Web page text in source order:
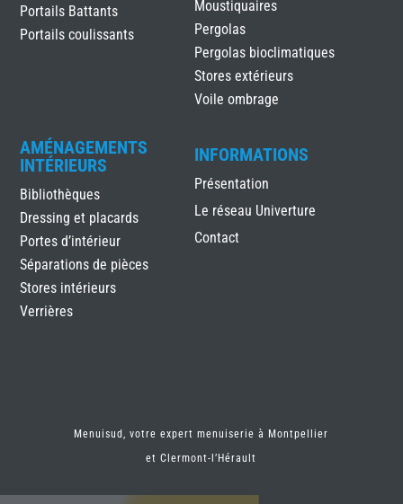
Portails Battants
Portails coulissants
Moustiquaires
Pergolas
Pergolas bioclimatiques
Stores extérieurs
Voile ombrage
AMÉNAGEMENTS
INTÉRIEURS
Bibliothèques
Dressing et placards
Portes d’intérieur
Séparations de pièces
Stores intérieurs
Verrières
INFORMATIONS
Présentation
Le réseau Univerture
Contact
Menuisud, votre expert menuiserie à Montpellier
etClermont-l’Hérault